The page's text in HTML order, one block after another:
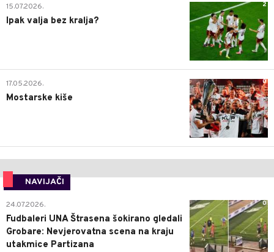
2
15.07.2026.
Ipak valja bez kralja?
0
17.05.2026.
Mostarske kiše
NAVIJAČI
0
24.07.2026.
Fudbaleri UNA Štrasena šokirano gledali
Grobare: Nevjerovatna scena na kraju
utakmice Partizana